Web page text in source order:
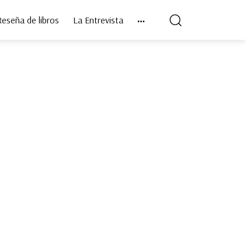
de libros La Entrevista